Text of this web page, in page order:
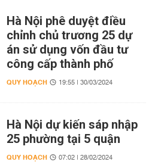
Hà Nội phê duyệt điều
chỉnh chủ trương 25 dự
án sử dụng vốn đầu tư
công cấp thành phố
QUY HOẠCH 19:55 | 30/03/2024
Hà Nội dự kiến sáp nhập
25 phường tại 5 quận
QUY HOẠCH 07:02 | 28/02/2024